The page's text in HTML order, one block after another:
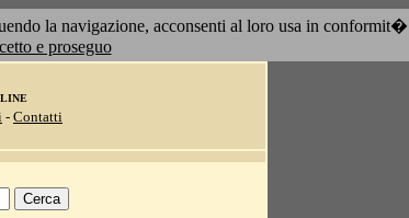
la navigazione, acconsenti al loro usa in
e proseguo
- Contatti